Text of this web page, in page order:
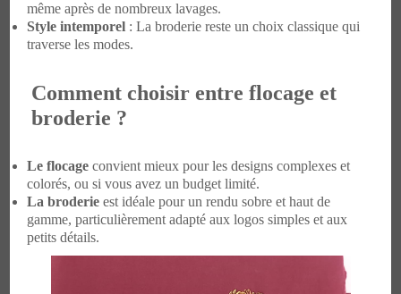
même après de nombreux lavages.
Style intemporel: La broderie reste un choix classique qui
traverse les modes.
Comment choisir entre flocage et
broderie ?
Le flocageconvient mieux pour les designs complexes et
colorés, ou si vous avez un budget limité.
La broderieest idéale pour un rendu sobre et haut de
gamme, particulièrement adapté aux logos simples et aux
petits détails.